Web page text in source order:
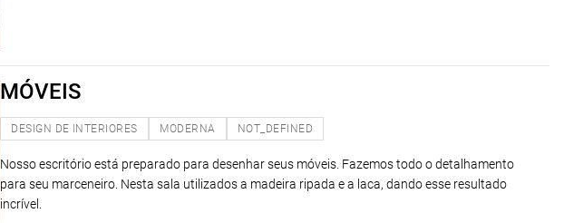
MÓVEIS
DESIGN DE INTERIORES MODERNA NOT_DEFINED
Nosso escritório está preparado para desenhar seus móveis. Fazemos todo o detalhamento
para seu marceneiro. Nesta sala utilizados a madeira ripada e a laca, dando esse resultado
incrível.